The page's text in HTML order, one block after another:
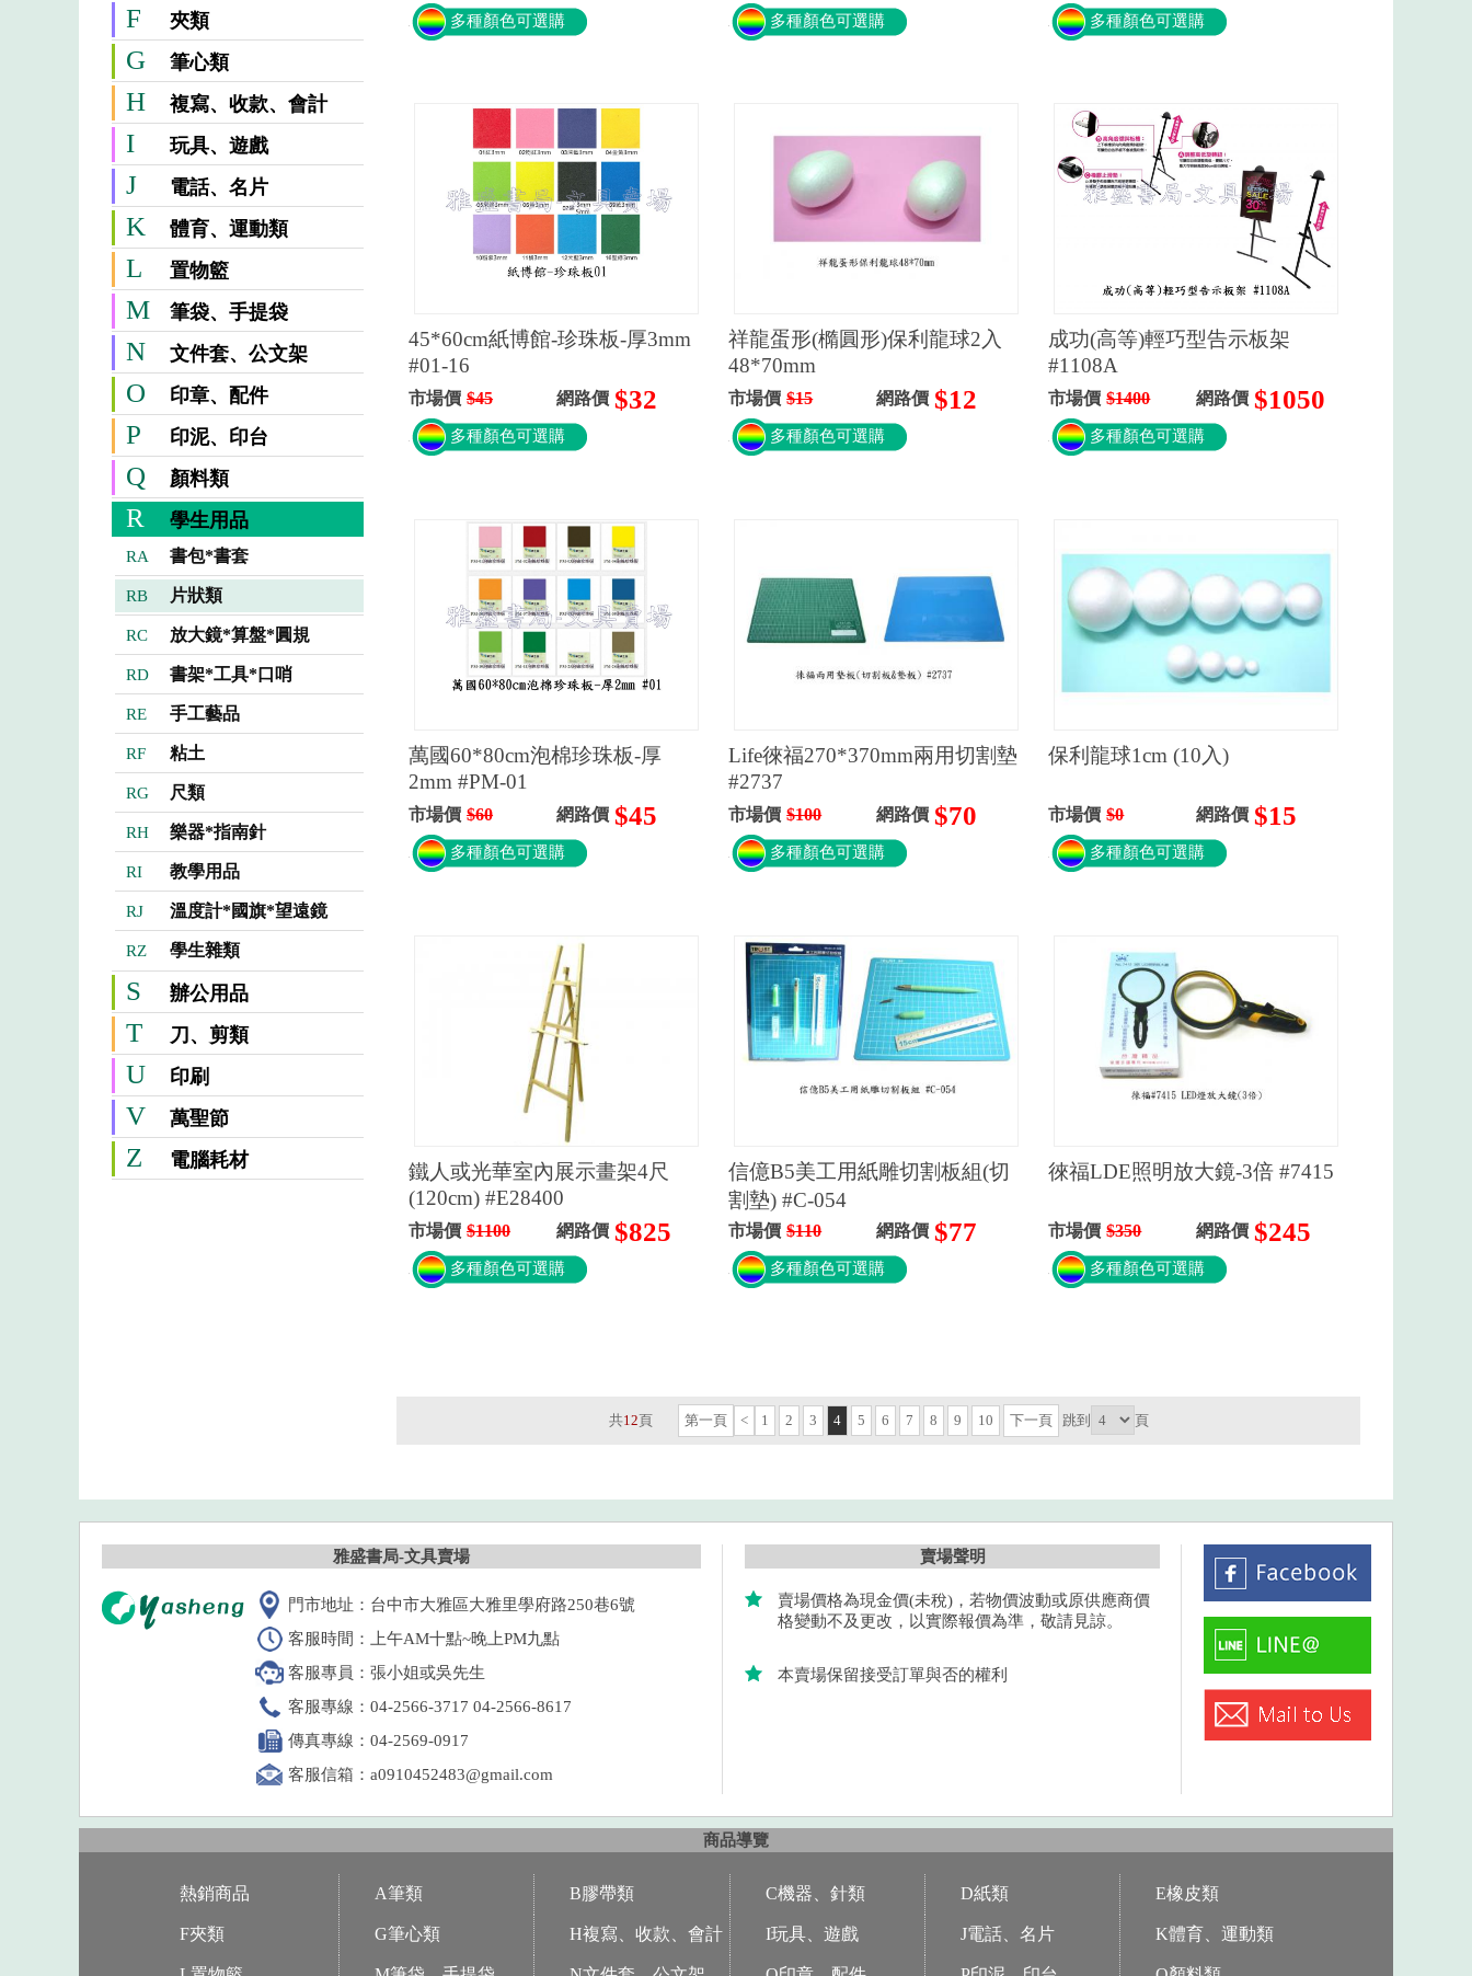
F 夾類
G 筆心類
H 複寫、收款、會計
I 玩具、遊戲
J 電話、名片
K 體育、運動類
L 置物籃
M 筆袋、手提袋
N 文件套、公文架
O 印章、配件
P 印泥、印台
Q 顏料類
R 學生用品
RA 書包*書套
RB 片狀類
RC 放大鏡*算盤*圓規
RD 書架*工具*口哨
RE 手工藝品
RF 粘土
RG 尺類
RH 樂器*指南針
RI 教學用品
RJ 溫度計*國旗*望遠鏡
RZ 學生雜類
S 辦公用品
T 刀、剪類
U 印刷
V 萬聖節
Z 電腦耗材
多種顏色可選購 多種顏色可選購 多種顏色可選購
45*60cm紙博館-珍珠板-厚3mm
#01-16
市場價 $45 網路價 $32
多種顏色可選購
祥龍蛋形(橢圓形)保利龍球2入
48*70mm
市場價 $15 網路價 $12
多種顏色可選購
成功(高等)輕巧型告示板架
#1108A
市場價 $1400 網路價 $1050
多種顏色可選購
萬國60*80cm泡棉珍珠板-厚
2mm #PM-01
市場價 $60 網路價 $45
多種顏色可選購
Life徠福270*370mm兩用切割墊
#2737
市場價 $100 網路價 $70
多種顏色可選購
保利龍球1cm (10入)
市場價 $0 網路價 $15
多種顏色可選購
鐵人或光華室內展示畫架4尺
(120cm) #E28400
市場價 $1100 網路價 $825
多種顏色可選購
信億B5美工用紙雕切割板組(切
割墊) #C-054
市場價 $110 網路價 $77
多種顏色可選購
徠福LDE照明放大鏡-3倍 #7415
市場價 $350 網路價 $245
多種顏色可選購
共12頁 第一頁 < 1 2 3 4 5 6 7 8 9 10 下一頁 跳到 頁
雅盛書局-文具賣場
門市地址：台中市大雅區大雅里學府路250巷6號
客服時間：上午AM十點~晚上PM九點
客服專員：張小姐或吳先生
客服專線：04-2566-3717 04-2566-8617
傳真專線：04-2569-0917
客服信箱：a0910452483@gmail.com
賣場聲明
賣場價格為現金價(未稅)，若物價波動或原供應商價
格變動不及更改，以實際報價為準，敬請見諒。
本賣場保留接受訂單與否的權利
商品導覽
熱銷商品 A筆類 B膠帶類 C機器、針類 D紙類 E橡皮類
F夾類 G筆心類 H複寫、收款、會計 I玩具、遊戲 J電話、名片 K體育、運動類